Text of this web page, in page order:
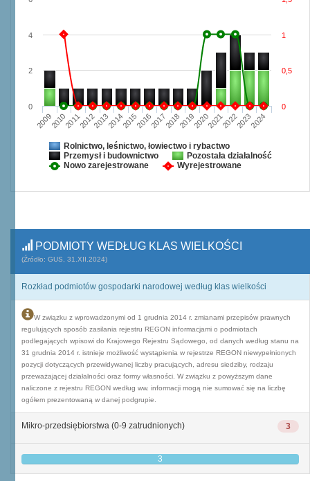
2009201020112012201320142015201620172018201920202021202220232024
0
2
4
0
0,5
1
Rolnictwo, leśnictwo, łowiectwo i rybactwo
Przemysł i budownictwo
Pozostała działalność
Nowo zarejestrowane
Wyrejestrowane
PODMIOTY WEDŁUG KLAS WIELKOŚCI
(Źródło: GUS, 31.XII.2024)
Rozkład podmiotów gospodarki narodowej według klas wielkości
W związku z wprowadzonymi od 1 grudnia 2014 r. zmianami przepisów prawnych
regulujących sposób zasilania rejestru REGON informacjami o podmiotach
podlegających wpisowi do Krajowego Rejestru Sądowego, od danych według stanu na
31 grudnia 2014 r. istnieje możliwość wystąpienia w rejestrze REGON niewypełnionych
pozycji dotyczących przewidywanej liczby pracujących, adresu siedziby, rodzaju
przeważającej działalności oraz formy własności. W związku z powyższym dane
naliczone z rejestru REGON według ww. informacji mogą nie sumować się na liczbę
ogółem prezentowaną w danej podgrupie.
3
Mikro-przedsiębiorstwa (0-9 zatrudnionych)
3